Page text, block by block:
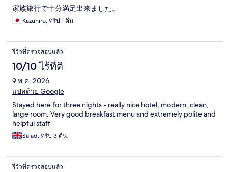
家族旅行で十分満足出来ました。
Kazuhiro, ทริป 1 คืน
รีวิวที่ตรวจสอบแล้ว
10/10 ไร้ที่ติ
9 พ.ค. 2026
แปลด้วย Google
Stayed here for three nights - really nice hotel, modern, clean,
large room. Very good breakfast menu and extremely polite and
helpful staff
Sajad, ทริป 3 คืน
รีวิวที่ตรวจสอบแล้ว